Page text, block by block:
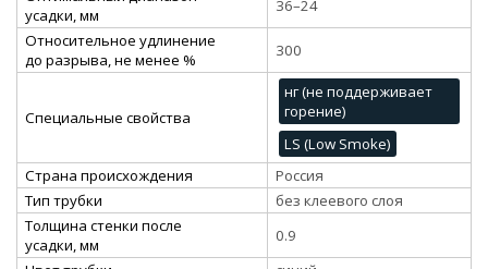
усадки, мм
36–24
Относительное удлинение
до разрыва, не менее %
300
Специальные свойства
нг (не поддерживает
горение)
LS (Low Smoke)
Страна происхождения
Россия
Тип трубки
без клеевого слоя
Толщина стенки после
усадки, мм
0.9